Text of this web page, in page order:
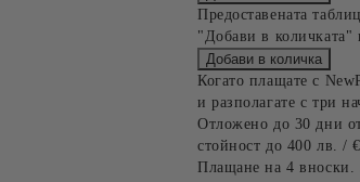
Предоставената
"Добави в количката"
Когато плащате с
и разполагате с три
Отложено до 30 дни
стойност до 400 лв. /
Плащане на 4 вноски.